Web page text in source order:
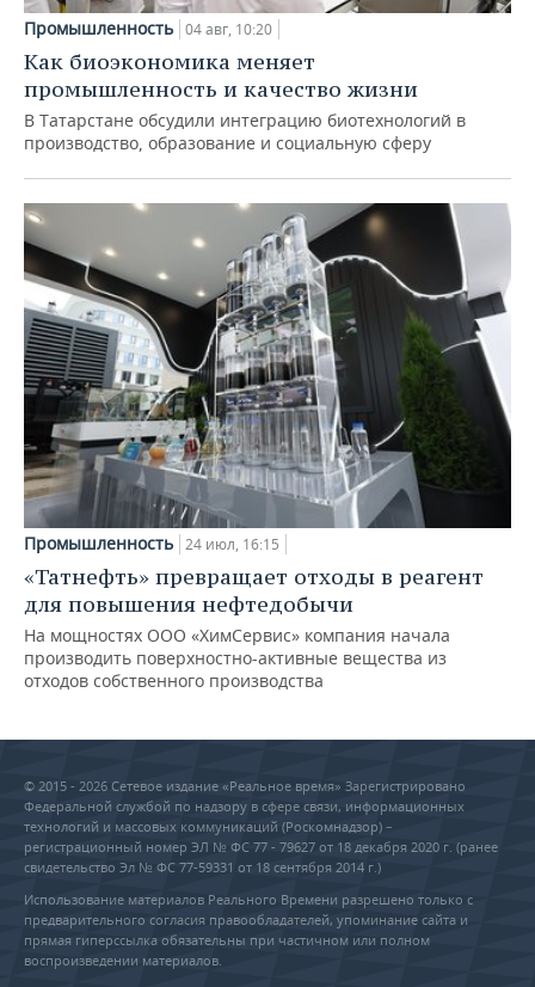
Промышленность 04 авг, 10:20
Как биоэкономика меняет
промышленность и качество жизни
В Татарстане обсудили интеграцию биотехнологий в
производство, образование и социальную сферу
Промышленность 24 июл, 16:15
«Татнефть» превращает отходы в реагент
для повышения нефтедобычи
На мощностях ООО «ХимСервис» компания начала
производить поверхностно-активные вещества из
отходов собственного производства
© 2015 - 2026 Сетевое издание «Реальное время» Зарегистрировано
Федеральной службой по надзору в сфере связи, информационных
технологий и массовых коммуникаций (Роскомнадзор) –
регистрационный номер ЭЛ № ФС 77 - 79627 от 18 декабря 2020 г. (ранее
свидетельство Эл № ФС 77-59331 от 18 сентября 2014 г.)
Использование материалов Реального Времени разрешено только с
предварительного согласия правообладателей, упоминание сайта и
прямая гиперссылка обязательны при частичном или полном
воспроизведении материалов.